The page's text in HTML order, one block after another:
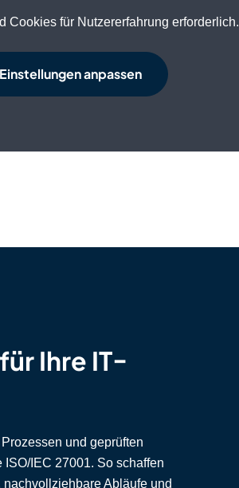
Cookies für Nutzererfahrung erforderlich.
anpassen
für Ihre IT-
und geprüften
IEC 27001. So schaffen
Abläufe und